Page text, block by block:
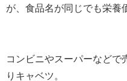
が、食品名が同じでも栄養
コンビニやスーパーなどで
りキャベツ。